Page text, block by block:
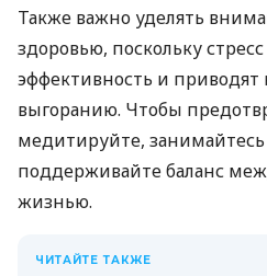
Также важно уделять
здоровью, поскольку
эффективность и
выгоранию. Чтобы
медитируйте,
поддерживайте баланс
жизнью.
ЧИТАЙТЕ ТАКЖЕ